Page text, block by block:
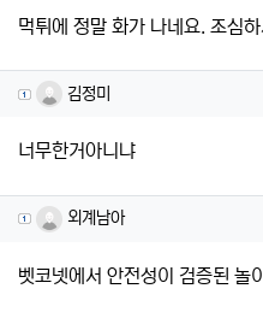
먹튀에 정말 화가 나네요. 조심
김정미님의 댓글
김정미
너무한거아니냐
외계남아님의 댓글
외계남아
벳코넷에서 안전성이 검증된 놀